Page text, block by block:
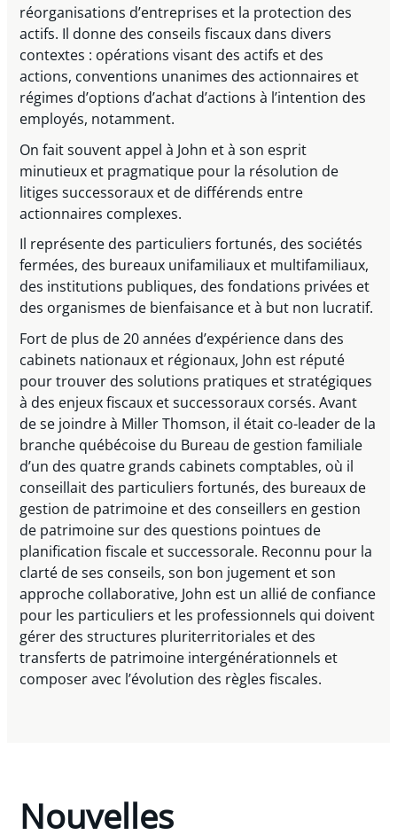
réorganisations d’entreprises et la protection des
actifs. Il donne des conseils fiscaux dans divers
contextes : opérations visant des actifs et des
actions, conventions unanimes des actionnaires et
régimes d’options d’achat d’actions à l’intention des
employés, notamment.
On fait souvent appel à John et à son esprit
minutieux et pragmatique pour la résolution de
litiges successoraux et de différends entre
actionnaires complexes.
Il représente des particuliers fortunés, des sociétés
fermées, des bureaux unifamiliaux et multifamiliaux,
des institutions publiques, des fondations privées et
des organismes de bienfaisance et à but non lucratif.
Fort de plus de 20 années d’expérience dans des
cabinets nationaux et régionaux, John est réputé
pour trouver des solutions pratiques et stratégiques
à des enjeux fiscaux et successoraux corsés. Avant
de se joindre à Miller Thomson, il était co-leader de la
branche québécoise du Bureau de gestion familiale
d’un des quatre grands cabinets comptables, où il
conseillait des particuliers fortunés, des bureaux de
gestion de patrimoine et des conseillers en gestion
de patrimoine sur des questions pointues de
planification fiscale et successorale. Reconnu pour la
clarté de ses conseils, son bon jugement et son
approche collaborative, John est un allié de confiance
pour les particuliers et les professionnels qui doivent
gérer des structures pluriterritoriales et des
transferts de patrimoine intergénérationnels et
composer avec l’évolution des règles fiscales.
Nouvelles